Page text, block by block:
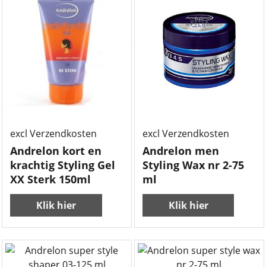
€6.50
excl Verzendkosten
Andrelon kort en
krachtig Styling Gel
XX Sterk 150ml
Klik hier
€3.50
excl Verzendkosten
Andrelon men
Styling Wax nr 2-75
ml
Klik hier